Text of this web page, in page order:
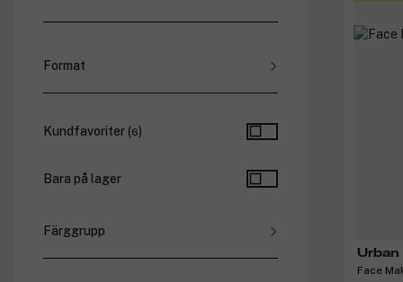
Kräm (1)
Format
Set (2)
Kundfavoriter (6)
Bara på lager
Färggrupp
Urban
Face